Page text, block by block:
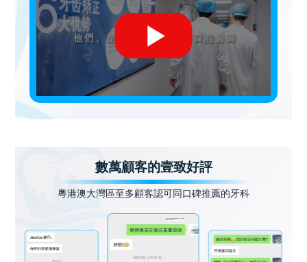
數萬顧客的壹致好評
粵港澳大灣區至多顧客認可同口碑推薦的牙科